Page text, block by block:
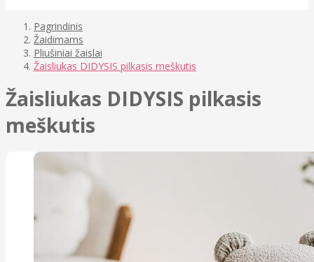
Pagrindinis
Žaidimams
Pliušiniai žaislai
Žaisliukas DIDYSIS pilkasis meškutis
Žaisliukas DIDYSIS pilkasis
meškutis